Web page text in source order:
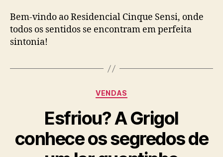
Bem-vindo ao Residencial Cinque Sensi, onde
todos os sentidos se encontram em perfeita
sintonia!
VENDAS
Esfriou? A Grigol
conhece os segredos de